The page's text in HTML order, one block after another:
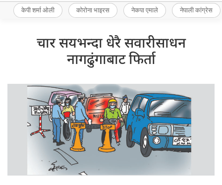
केपी शर्मा ओली कोरोना भाइरस नेकपा एमाले नेपाली कांग्रेस
चार सयभन्दा धेरै सवारीसाधन
नागढुंगाबाट फिर्ता